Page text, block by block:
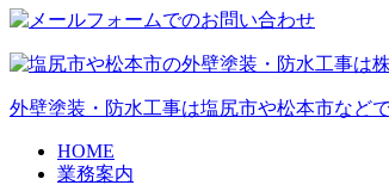
外壁塗装・防水工事は塩尻市や松本市など
HOME
業務案内